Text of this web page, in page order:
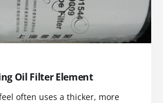
Oil Filter Element
often uses a thicker, more